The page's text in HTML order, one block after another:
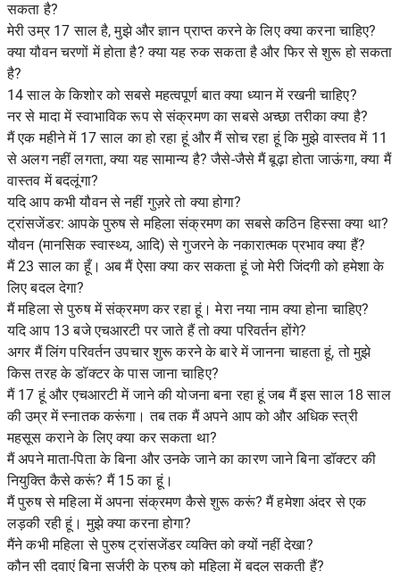
सकता है?
मेरी उम्र 17 साल है, मुझे और ज्ञान प्राप्त करने के लिए क्या करना चाहिए?
क्या यौवन चरणों में होता है? क्या यह रुक सकता है और फिर से शुरू हो सकता
है?
14 साल के किशोर को सबसे महत्वपूर्ण बात क्या ध्यान में रखनी चाहिए?
नर से मादा में स्वाभाविक रूप से संक्रमण का सबसे अच्छा तरीका क्या है?
मैं एक महीने में 17 साल का हो रहा हूं और मैं सोच रहा हूं कि मुझे वास्तव में 11
से अलग नहीं लगता, क्या यह सामान्य है? जैसे-जैसे मैं बूढ़ा होता जाऊंगा, क्या मैं
वास्तव में बदलूंगा?
यदि आप कभी यौवन से नहीं गुज़रे तो क्या होगा?
ट्रांसजेंडर: आपके पुरुष से महिला संक्रमण का सबसे कठिन हिस्सा क्या था?
यौवन (मानसिक स्वास्थ्य, आदि) से गुजरने के नकारात्मक प्रभाव क्या हैं?
मैं 23 साल का हूँ। अब मैं ऐसा क्या कर सकता हूं जो मेरी जिंदगी को हमेशा के
लिए बदल देगा?
मैं महिला से पुरुष में संक्रमण कर रहा हूं। मेरा नया नाम क्या होना चाहिए?
यदि आप 13 बजे एचआरटी पर जाते हैं तो क्या परिवर्तन होंगे?
अगर मैं लिंग परिवर्तन उपचार शुरू करने के बारे में जानना चाहता हूं, तो मुझे
किस तरह के डॉक्टर के पास जाना चाहिए?
मैं 17 हूं और एचआरटी में जाने की योजना बना रहा हूं जब मैं इस साल 18 साल
की उम्र में स्नातक करूंगा। तब तक मैं अपने आप को और अधिक स्त्री
महसूस कराने के लिए क्या कर सकता था?
मैं अपने माता-पिता के बिना और उनके जाने का कारण जाने बिना डॉक्टर की
नियुक्ति कैसे करूं? मैं 15 का हूं।
मैं पुरुष से महिला में अपना संक्रमण कैसे शुरू करूं? मैं हमेशा अंदर से एक
लड़की रही हूं। मुझे क्या करना होगा?
मैंने कभी महिला से पुरुष ट्रांसजेंडर व्यक्ति को क्यों नहीं देखा?
कौन सी दवाएं बिना सर्जरी के पुरुष को महिला में बदल सकती हैं?